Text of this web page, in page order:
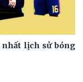
lịch sử bóng